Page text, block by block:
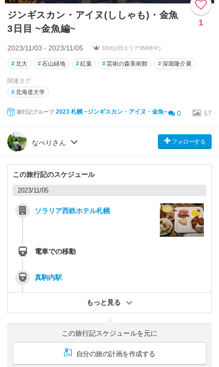
ジンギスカン・アイヌ(ししゃも)・金魚
3日目 ~金魚編~
1
2023/11/03 - 2023/11/05 330位(同エリア358件中)
#北大 #石山緑地 #紅葉 #芸術の森美術館 #深堀隆介展
関連タグ
#北海道大学
旅行記グループ 2023 札幌 ~ジンギスカン・アイヌ・金魚~ 0 57
なべりさん フォローする
この旅行記のスケジュール
2023/11/05
ソラリア西鉄ホテル札幌
電車での移動
真駒内駅
もっと見る
この旅行記スケジュールを元に
自分の旅の計画を作成する